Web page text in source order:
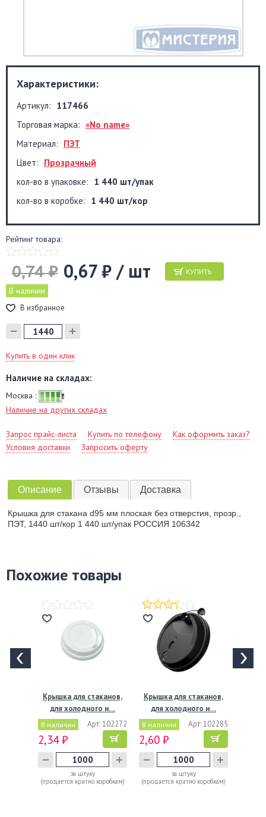
Характеристики:
Артикул: 117466
Торговая марка: «No name»
Материал: ПЭТ
Цвет: Прозрачный
кол-во в упаковке: 1 440 шт/упак
кол-во в коробке: 1 440 шт/кор
Рейтинг товара:
0,67 ₽ / шт
0,74 ₽ КУПИТЬ
В наличии
В избранное
Купить в один клик
Наличие на складах:
Москва :
Наличие на других складах
Запрос прайс-листа Купить по телефону
Как оформить заказ?
Условия доставки
Запросить оферту
Описание Отзывы Доставка
Крышка для стакана d95 мм плоская без отверстия, прозр.,
ПЭТ, 1440 шт/кор 1 440 шт/упак РОССИЯ 106342
Похожие товары
Крышка для стаканов,
для холодного и…
В наличии Арт: 102272
2,34 ₽
за штуку
(продается кратно коробкам)
Крышка для стаканов,
для холодного и…
В наличии Арт: 102285
2,60 ₽
за штуку
(продается кратно коробкам)